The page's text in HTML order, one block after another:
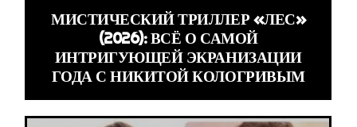
МИСТИЧЕСКИЙ ТРИЛЛЕР «ЛЕС»
(2026): ВСЁ О САМОЙ
ИНТРИГУЮЩЕЙ ЭКРАНИЗАЦИИ
ГОДА С НИКИТОЙ КОЛОГРИВЫМ